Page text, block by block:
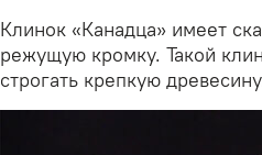
Клинок «Канадца» имеет
режущую кромку. Такой
строгать крепкую